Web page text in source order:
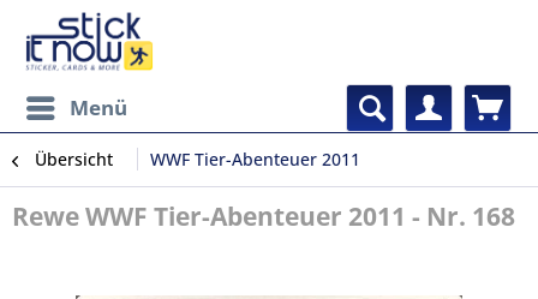
Menü
Übersicht WWF Tier-Abenteuer 2011
Rewe WWF Tier-Abenteuer 2011 - Nr. 168